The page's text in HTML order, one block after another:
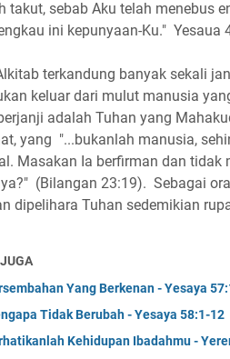
takut, sebab Aku telah menebus
ini kepunyaan-Ku." Yesaua
terkandung banyak sekali
keluar dari mulut manusia
adalah Tuhan yang
yang "...bukanlah manusia,
Masakan Ia berfirman dan
(Bilangan 23:19). Sebagai
dipelihara Tuhan sedemikian
Yang Berkenan - Yesaya
Tidak Berubah - Yesaya 58:1-12
Kehidupan Ibadahmu -